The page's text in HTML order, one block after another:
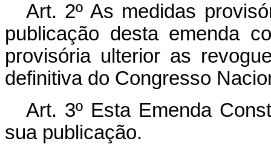
Art. 2º As medidas
publicação desta emenda
provisória ulterior as
definitiva do Congresso
Art. 3º Esta Emenda
sua publicação.